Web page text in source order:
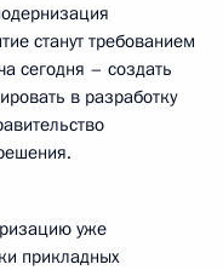
станут требованием
сегодня – создать
в разработку
уже
прикладных